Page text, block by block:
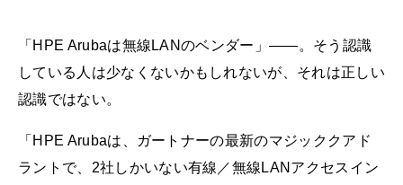
「HPE Arubaは無線LANのベンダー」――。そう認識
している人は少なくないかもしれないが、それは正しい
認識ではない。
「HPE Arubaは、ガートナーの最新のマジッククアド
ラントで、2社しかいない有線／無線LANアクセスイン